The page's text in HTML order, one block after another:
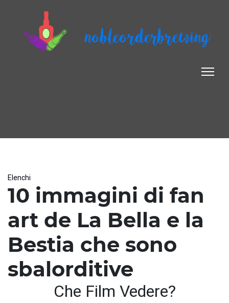
nobleorderbrewing
Elenchi
10 immagini di fan
art de La Bella e la
Bestia che sono
sbalorditive
Che Film Vedere?